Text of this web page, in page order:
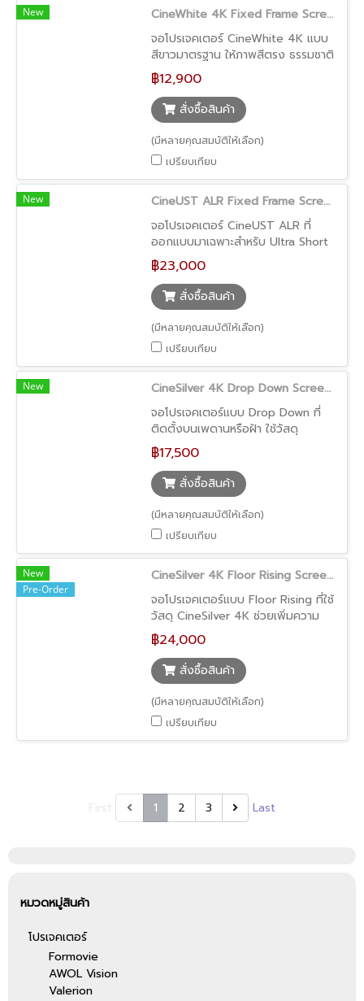
New
CineWhite 4K Fixed Frame Screen (จอโปรเจคเตอร์สีขาว รองรับทั้ง UST และ Long Throw ขอบบางเพียง 1 ซม.)
จอโปรเจคเตอร์ CineWhite 4K แบบ
สีขาวมาตรฐาน ให้ภาพสีตรง ธรรมชาติ
เหมาะสำหรับการรับชมคอนเทนต์ความ
ละเอียดสูง รองรับการใช้งานได้ทั้ง
Ultra Short Throw และ Long
Throw ในตัวเดียว มาพร้อมดีไซน์
Fixed Frame ขอบบางเพียง 1 ซม. ให้
ภาพดูเต็มจอและเรียบหรู
฿12,900
สั่งซื้อสินค้า
(มีหลายคุณสมบัติให้เลือก)
เปรียบเทียบ
New
CineUST ALR Fixed Frame Screen
จอโปรเจคเตอร์ CineUST ALR ที่
ออกแบบมาเฉพาะสำหรับ Ultra Short
Throw Projector โดยใช้โครงสร้าง
ผิวจอแบบพิเศษที่สะท้อนแสงจากด้าน
ล่าง และลดแสงรบกวนจากด้านบนได้
อย่างมีประสิทธิภาพ ให้ภาพคมชัด
Contrast สูง แม้ใช้งานในห้องที่มีแสง
พร้อมดีไซน์ Fixed Frame ขอบบาง
เพียง 1 ซม. ที่ให้ภาพดูเต็มจอระดับ
พรีเมียม
฿23,000
สั่งซื้อสินค้า
(มีหลายคุณสมบัติให้เลือก)
เปรียบเทียบ
New
CineSilver 4K Drop Down Screen (จอโปรเจคเตอร์ติดเพดาน ภาพสว่าง รองรับ 4K ประหยัดพื้นที่)
จอโปรเจคเตอร์แบบ Drop Down ที่
ติดตั้งบนเพดานหรือฝ้า ใช้วัสดุ
CineSilver 4K ที่ช่วยเพิ่มความสว่าง
ของภาพ เหมาะสำหรับการใช้งานใน
ห้องทั่วไป ให้ภาพคมชัด สีสด รองรับ
คอนเทนต์ระดับ 4K พร้อมดีไซน์ที่ช่วย
ให้ห้องดูเรียบร้อย
฿17,500
สั่งซื้อสินค้า
(มีหลายคุณสมบัติให้เลือก)
เปรียบเทียบ
New
Pre-Order
CineSilver 4K Floor Rising Screen (จอโปรเจคเตอร์เลื่อนขึ้นจากพื้น ภาพสว่าง รองรับ 4K ซ่อนเก็บได้)
จอโปรเจคเตอร์แบบ Floor Rising ที่ใช้
วัสดุ CineSilver 4K ช่วยเพิ่มความ
สว่างของภาพ ทำให้ภาพดูสดและ
ชัดเจนมากยิ่งขึ้น ตัวจอสามารถเลื่อน
ขึ้นจากพื้นอัตโนมัติ พร้อมดีไซน์ซ่อน
เก็บได้ เหมาะสำหรับบ้านที่ต้องการทั้ง
ความสวยงามและฟังก์ชันการใช้งาน
฿24,000
สั่งซื้อสินค้า
(มีหลายคุณสมบัติให้เลือก)
เปรียบเทียบ
1 2 3 Last
หมวดหมู่สินค้า
โปรเจคเตอร์
Formovie
AWOL Vision
Valerion